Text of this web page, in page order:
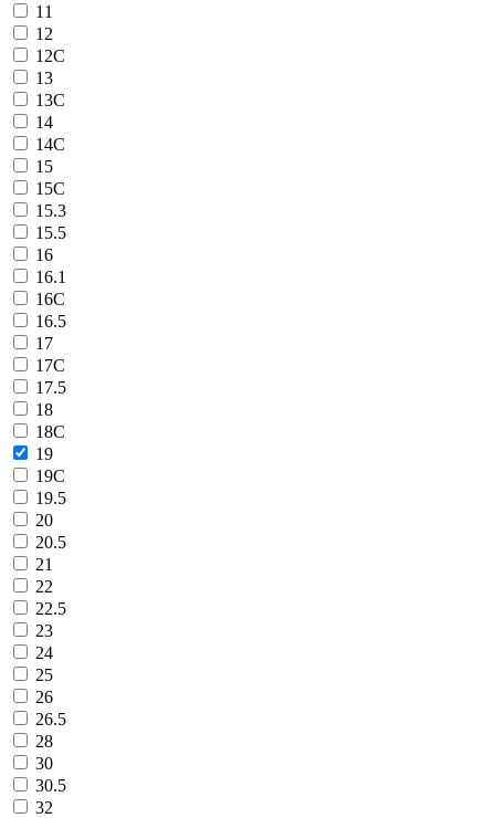
11
12
12C
13
13C
14
14C
15
15C
15.3
15.5
16
16.1
16C
16.5
17
17C
17.5
18
18C
19
19C
19.5
20
20.5
21
22
22.5
23
24
25
26
26.5
28
30
30.5
32